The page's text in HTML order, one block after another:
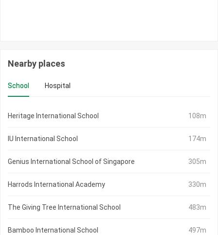
Nearby places
School Hospital
Heritage International School 108m
IU International School 174m
Genius International School of Singapore 305m
Harrods International Academy 330m
The Giving Tree International School 483m
Bamboo International School 497m